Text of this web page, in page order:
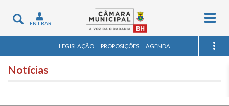
Toggle
navigation
ENTRAR
LEGISLAÇÃO PROPOSIÇÕES AGENDA
Notícias